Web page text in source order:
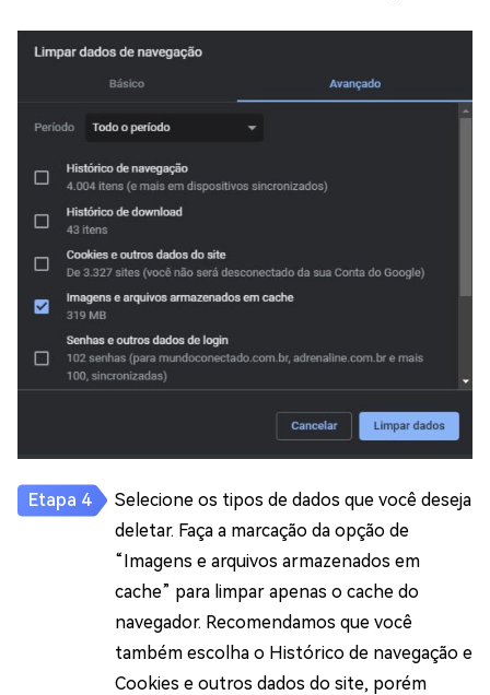
Selecione os tipos de dados que você deseja
deletar. Faça a marcação da opção de
“Imagens e arquivos armazenados em
cache” para limpar apenas o cache do
navegador. Recomendamos que você
também escolha o Histórico de navegação e
Cookies e outros dados do site, porém